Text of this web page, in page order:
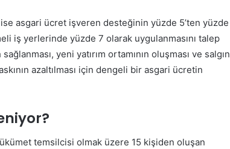
asgari ücret işveren desteğinin yüzde 5’ten yüzde
iş yerlerinde yüzde 7 olarak uygulanmasını talep
yeni yatırım ortamının oluşması ve salgın
azaltılması için dengeli bir asgari ücretin
temsilcisi olmak üzere 15 kişiden oluşan